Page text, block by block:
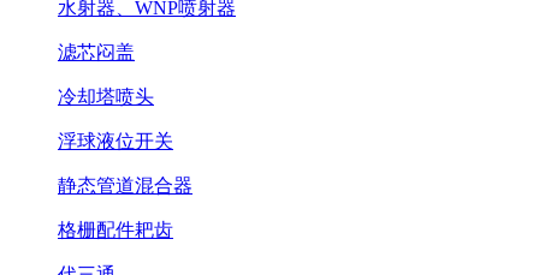
水射器、WNP喷射器
滤芯闷盖
冷却塔喷头
浮球液位开关
静态管道混合器
格栅配件耙齿